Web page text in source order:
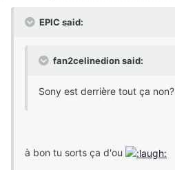
EPIC said:
fan2celinedion said:
Sony est derrière tout ça non?
à bon tu sorts ça d'ou